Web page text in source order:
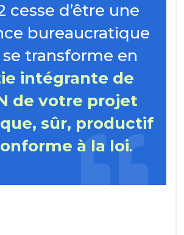
cesse d’être une
bureaucratique
transforme en
intégrante de
de votre projet
sûr, productif
à la loi.